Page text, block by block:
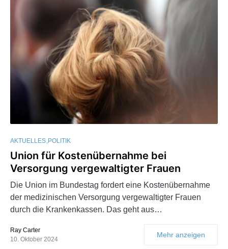
AKTUELLES POLITIK
Union für Kostenübernahme bei
Versorgung vergewaltigter Frauen
Die Union im Bundestag fordert eine Kostenübernahme
der medizinischen Versorgung vergewaltigter Frauen
durch die Krankenkassen. Das geht aus…
Ray Carter
10. Oktober 2024
Mehr anzeigen